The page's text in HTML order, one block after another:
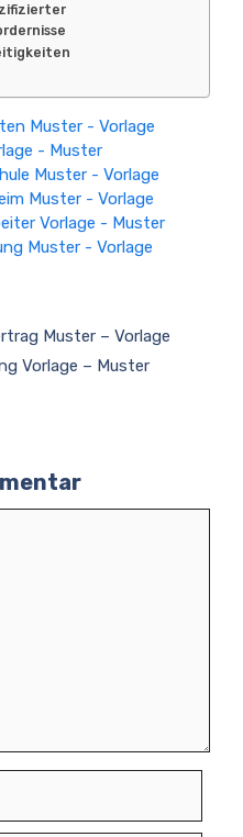
Muster - Vorlage
- Muster
Muster - Vorlage
Muster - Vorlage
Vorlage - Muster
Muster - Vorlage
Muster – Vorlage
Vorlage – Muster